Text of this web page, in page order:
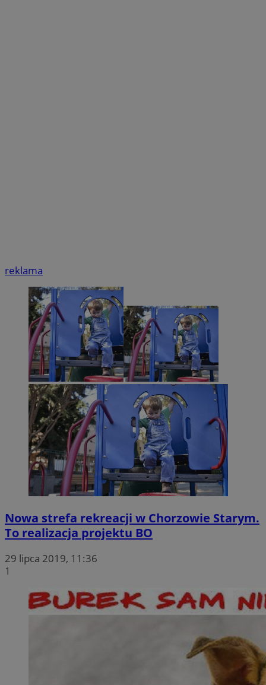
reklama
Nowa strefa rekreacji w Chorzowie Starym.
To realizacja projektu BO
29 lipca 2019, 11:36
1